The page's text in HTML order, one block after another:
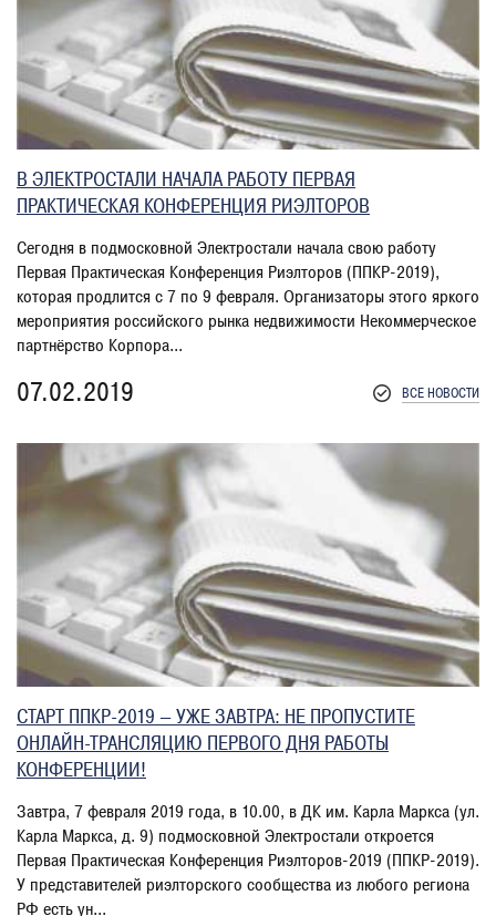
В ЭЛЕКТРОСТАЛИ НАЧАЛА РАБОТУ ПЕРВАЯ
ПРАКТИЧЕСКАЯ КОНФЕРЕНЦИЯ РИЭЛТОРОВ
Сегодня в подмосковной Электростали начала свою работу
Первая Практическая Конференция Риэлторов (ППКР-2019),
которая продлится с 7 по 9 февраля. Организаторы этого яркого
мероприятия российского рынка недвижимости Некоммерческое
партнёрство Корпора...
07.02.2019 ВСЕ НОВОСТИ
СТАРТ ППКР-2019 — УЖЕ ЗАВТРА: НЕ ПРОПУСТИТЕ
ОНЛАЙН-ТРАНСЛЯЦИЮ ПЕРВОГО ДНЯ РАБОТЫ
КОНФЕРЕНЦИИ!
Завтра, 7 февраля 2019 года, в 10.00, в ДК им. Карла Маркса (ул.
Карла Маркса, д. 9) подмосковной Электростали откроется
Первая Практическая Конференция Риэлторов-2019 (ППКР-2019).
У представителей риэлторского сообщества из любого региона
РФ есть ун...